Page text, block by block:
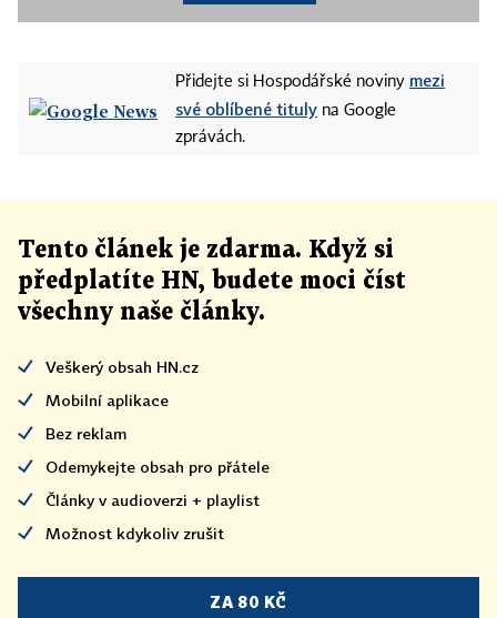
Přidejte si Hospodářské noviny mezi
své oblíbené tituly na Google
zprávách.
Tento článek je zdarma. Když si
předplatíte HN, budete moci číst
všechny naše články.
Veškerý obsah HN.cz
Mobilní aplikace
Bez reklam
Odemykejte obsah pro přátele
Články v audioverzi + playlist
Možnost kdykoliv zrušit
ZA 80 KČ